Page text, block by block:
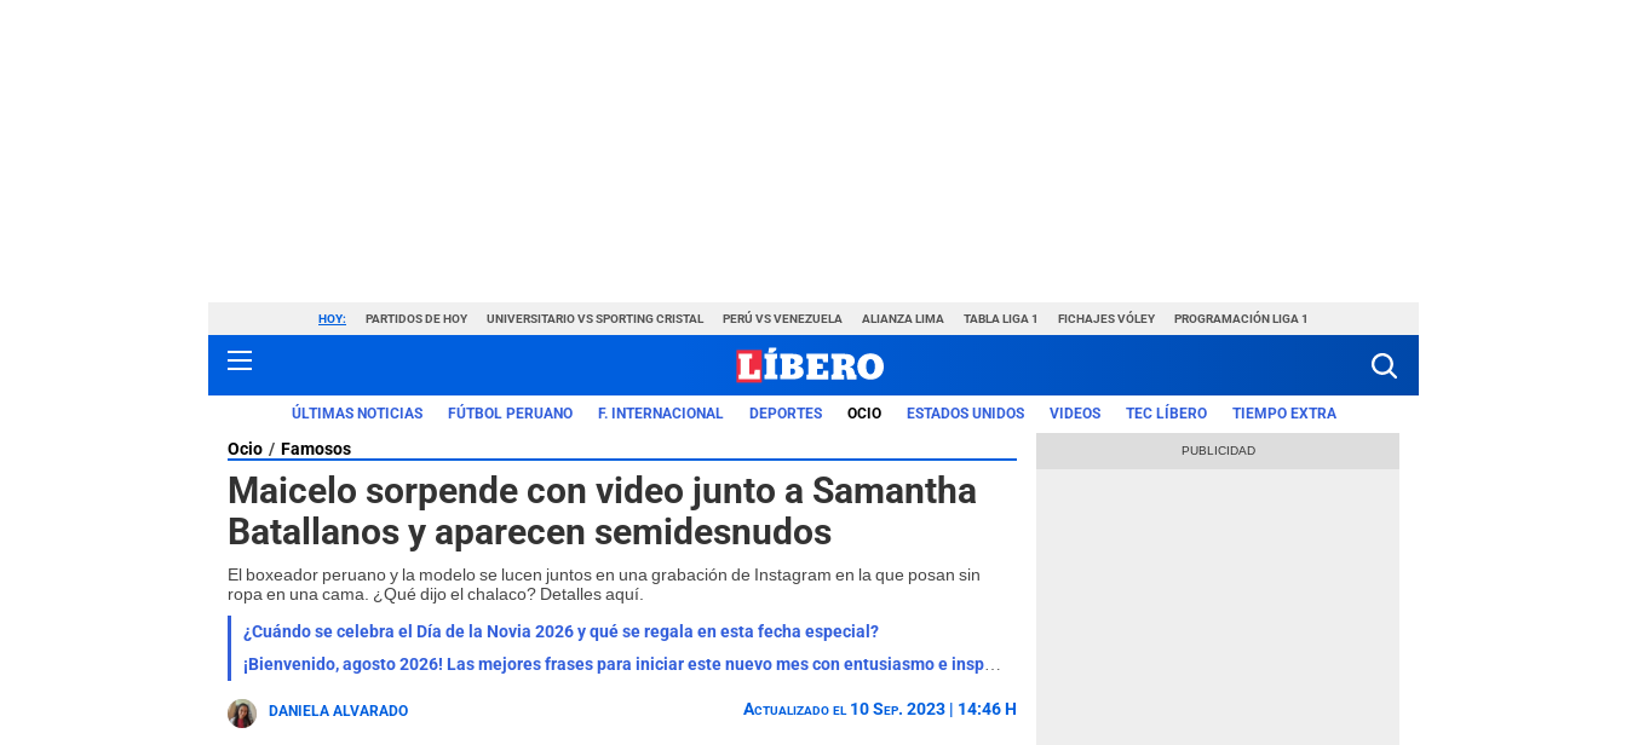
HOY: PARTIDOS DE HOY UNIVERSITARIO VS SPORTING CRISTAL PERÚ VS VENEZUELA ALIANZA LIMA TABLA LIGA 1 FICHAJES VÓLEY PROGRAMACIÓN LIGA 1
ÚLTIMAS NOTICIAS FÚTBOL PERUANO F. INTERNACIONAL DEPORTES OCIO ESTADOS UNIDOS VIDEOS TEC LÍBERO TIEMPO EXTRA
Ocio Famosos
Maicelo sorpende con video junto a Samantha
Batallanos y aparecen semidesnudos
El boxeador peruano y la modelo se lucen juntos en una grabación de Instagram en la que posan sin
ropa en una cama. ¿Qué dijo el chalaco? Detalles aquí.
¿Cuándo se celebra el Día de la Novia 2026 y qué se regala en esta fecha especial?
¡Bienvenido, agosto 2026! Las mejores frases para iniciar este nuevo mes con entusiasmo e inspiración
DANIELA ALVARADO Actualizado el 10 Sep. 2023 | 14:46 H